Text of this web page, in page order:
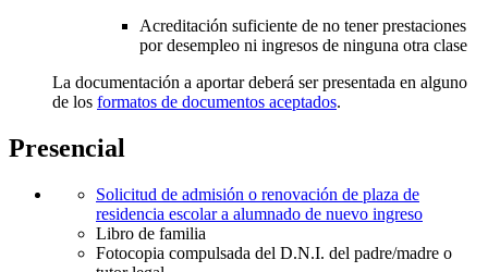
Acreditación suficiente de no tener prestaciones
por desempleo ni ingresos de ninguna otra clase
La documentación a aportar deberá ser presentada en alguno
de los formatos de documentos aceptados.
Presencial
Solicitud de admisión o renovación de plaza de
residencia escolar a alumnado de nuevo ingreso
Libro de familia
Fotocopia compulsada del D.N.I. del padre/madre o